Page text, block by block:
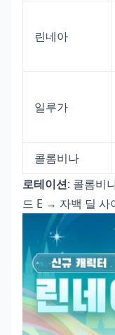
린네아
일루가
콜롬비나
로테이션: 콜롬비
드 E → 자백 딜